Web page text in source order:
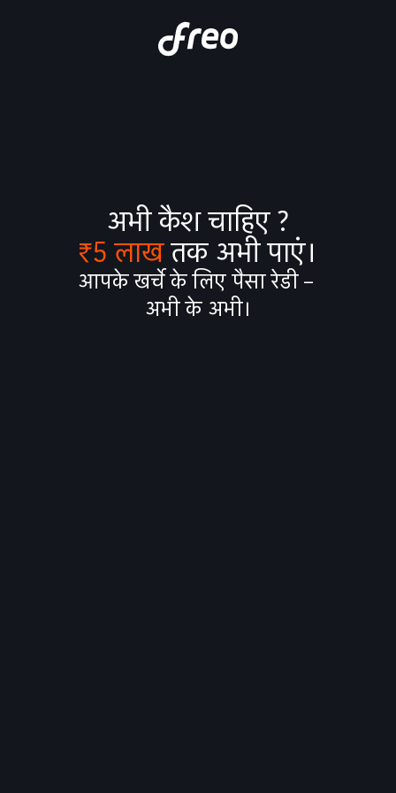
अभी कैश चाहिए ?
₹5 लाख तक अभी पाएं।
आपके खर्चे के लिए पैसा रेडी –
अभी के अभी।